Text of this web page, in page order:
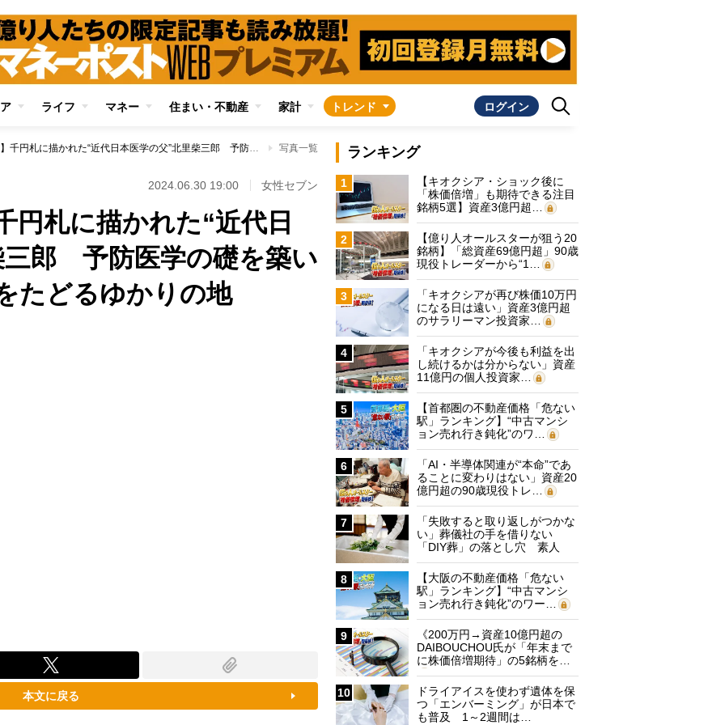
ライフ マネー 住まい・不動産 家計 トレンド ログイン
【新紙幣の偉人】千円札に描かれた“近代日本医学の父”北里柴三郎 予防医学の礎を築いた細菌学者の足跡をたどるゆかりの地 写真一覧
2024.06.30 19:00 女性セブン
円札に描かれた“近代日
三郎 予防医学の礎を築い
たどるゆかりの地
本文に戻る
ランキング
1
【キオクシア・ショック後に
「株価倍増」も期待できる注目
銘柄5選】資産3億円超…
2
【億り人オールスターが狙う20
銘柄】「総資産69億円超」90歳
現役トレーダーから“1…
3
「キオクシアが再び株価10万円
になる日は遠い」資産3億円超
のサラリーマン投資家…
4
「キオクシアが今後も利益を出
し続けるかは分からない」資産
11億円の個人投資家…
5
【首都圏の不動産価格「危ない
駅」ランキング】“中古マンシ
ョン売れ行き鈍化”のワ…
6
「AI・半導体関連が“本命”であ
ることに変わりはない」資産20
億円超の90歳現役トレ…
7
「失敗すると取り返しがつかな
い」葬儀社の手を借りない
「DIY葬」の落とし穴 素人
に…
8
【大阪の不動産価格「危ない
駅」ランキング】“中古マンシ
ョン売れ行き鈍化”のワー…
9
《200万円→資産10億円超の
DAIBOUCHOU氏が「年末まで
に株価倍増期待」の5銘柄を…
10
ドライアイスを使わず遺体を保
つ「エンバーミング」が日本で
も普及 1～2週間は…